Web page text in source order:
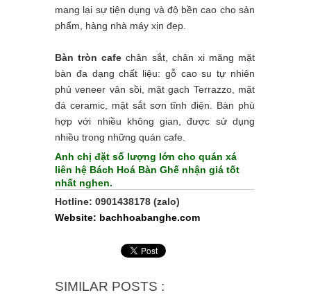
mang lại sự tiện dụng và độ bền cao cho sản
phẩm, hàng nhà máy xịn đẹp.
Bàn tròn cafe chân sắt, chân xi măng mặt
bàn đa dạng chất liệu: gỗ cao su tự nhiên
phủ veneer vân sồi, mặt gạch Terrazzo, mặt
đá ceramic, mặt sắt sơn tĩnh điện. Bàn phù
hợp với nhiều không gian, được sử dụng
nhiều trong những quán cafe.
Anh chị đặt số lượng lớn cho quán xá
liên hệ Bách Hoá Bàn Ghế nhận giá tốt
nhất nghen.
Hotline: 0901438178 (zalo)
Website: bachhoabanghe.com
SIMILAR POSTS :